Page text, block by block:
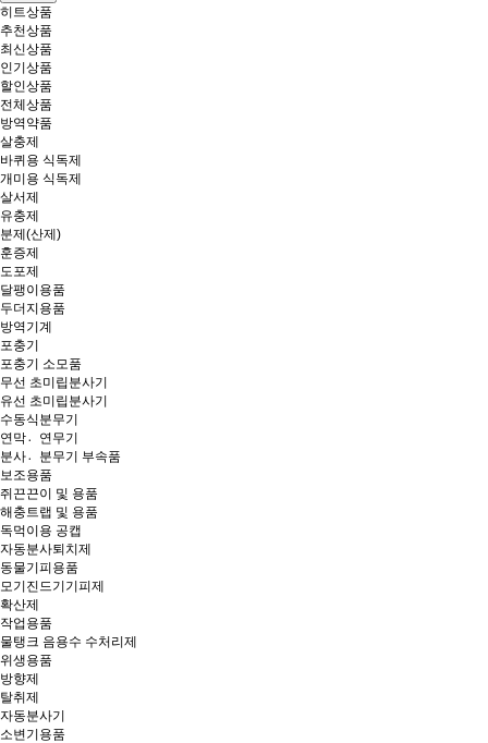
히트상품
추천상품
최신상품
인기상품
할인상품
전체상품
방역약품
살충제
바퀴용 식독제
개미용 식독제
살서제
유충제
분제(산제)
훈증제
도포제
달팽이용품
두더지용품
방역기계
포충기
포충기 소모품
무선 초미립분사기
유선 초미립분사기
수동식분무기
연막연〮무기
분사분〮무기 부속품
보조용품
쥐끈끈이 및 용품
해충트랩 및 용품
독먹이용 공캡
자동분사퇴치제
동물기피용품
모기진드기기피제
확산제
작업용품
물탱크 음용수 수처리제
위생용품
방향제
탈취제
자동분사기
소변기용품